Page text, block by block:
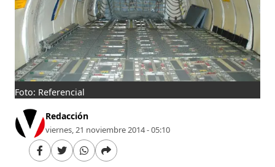
Foto: Referencial
Redacción
viernes, 21 noviembre 2014 - 05:10